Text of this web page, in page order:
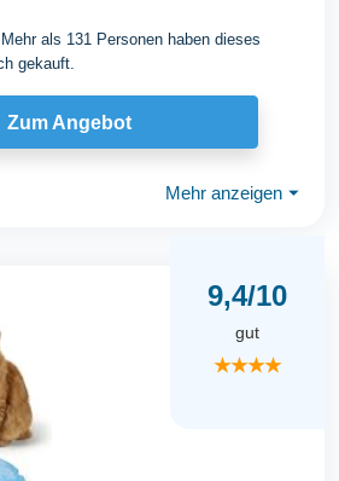
Mehr als 131 Personen haben dieses
gekauft.
Zum Angebot
Mehr anzeigen ⏷
9,4/10
gut
★★★★